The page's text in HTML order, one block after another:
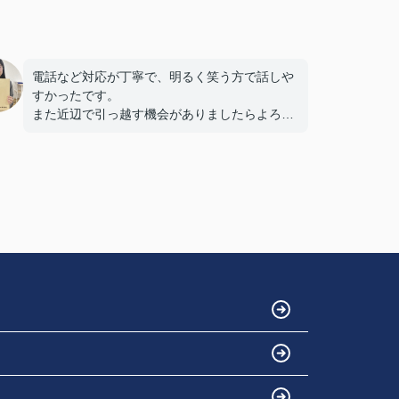
電話など対応が丁寧で、明るく笑う方で話しや
すかったです。
また近辺で引っ越す機会がありましたらよろし